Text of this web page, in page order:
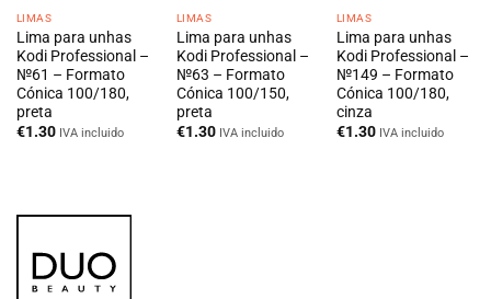
LIMAS
Lima para unhas
Kodi Professional –
№61 – Formato
Cónica 100/180,
preta
€1.30 IVA incluido
LIMAS
Lima para unhas
Kodi Professional –
№63 – Formato
Cónica 100/150,
preta
€1.30 IVA incluido
LIMAS
Lima para unhas
Kodi Professional –
№149 – Formato
Cónica 100/180,
cinza
€1.30 IVA incluido